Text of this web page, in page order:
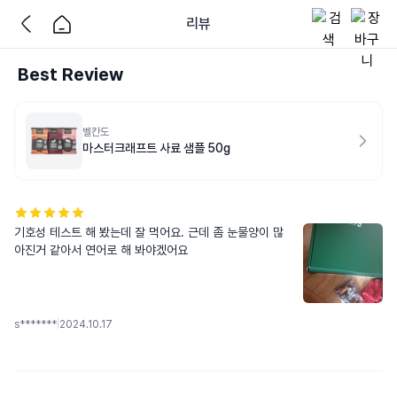
리뷰
Best Review
벨칸도
마스터크래프트 사료 샘플 50g
기호성 테스트 해 봤는데 잘 먹어요. 근데 좀 눈물양이 많
아진거 같아서 연어로 해 봐야겠어요
s******* 2024.10.17